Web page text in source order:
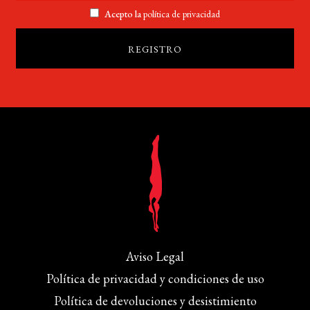
Acepto lapolítica de privacidad
Aviso Legal
Política de privacidad y condiciones de uso
Política de devoluciones y desistimiento